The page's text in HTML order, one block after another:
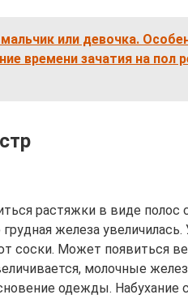
или девочка.
времени зачатия на пол
растяжки в виде полос
железа
соски. Может появиться
молочные
одежды. Набухание